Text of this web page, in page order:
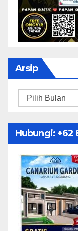
Arsip
Arsip
Hubungi: ‪+62